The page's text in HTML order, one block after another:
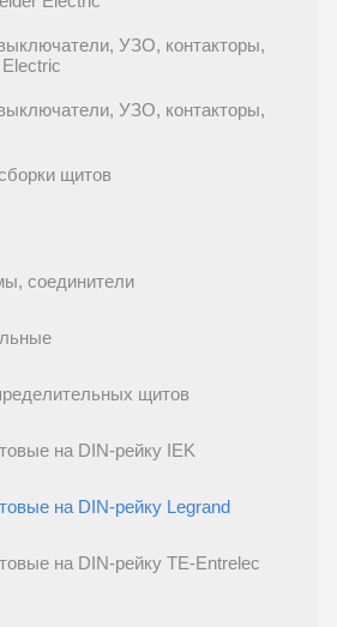
УЗО, контакторы,
УЗО, контакторы,
щитов
соединители
щитов
на DIN-рейку IEK
на DIN-рейку Legrand
на DIN-рейку TE-Entrelec